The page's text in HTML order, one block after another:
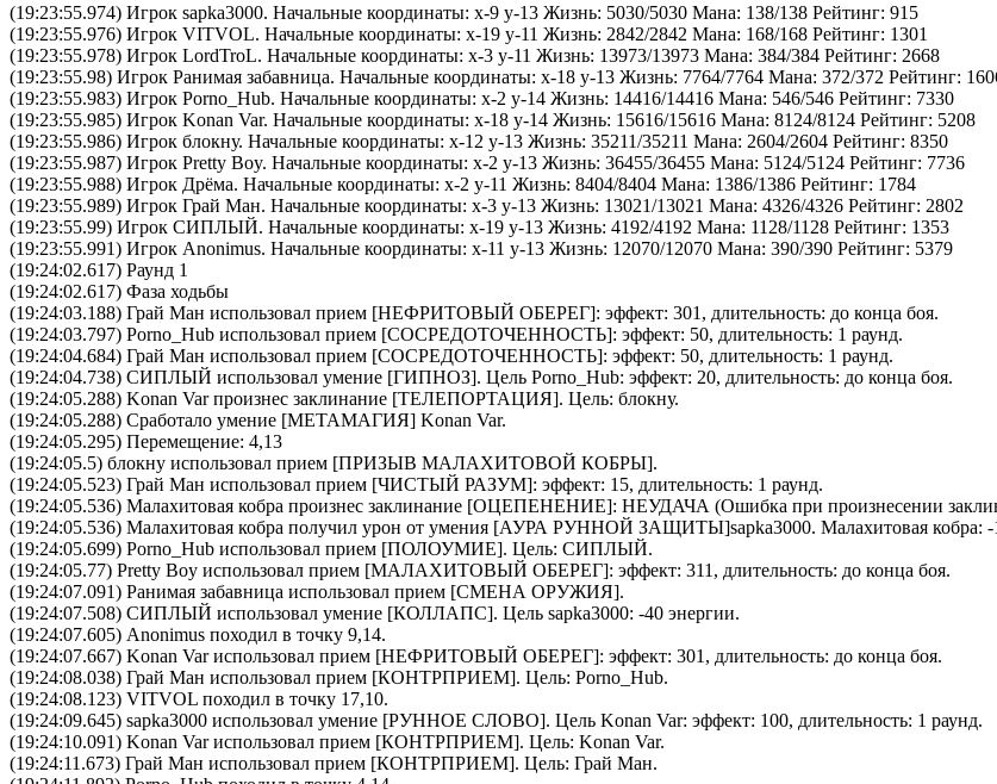
(19:23:55.974) Игрок sapka3000. Начальные координаты: x-9 y-13 Жизнь: 5030/5030 Мана: 138/138 Рейтинг: 915
(19:23:55.976) Игрок VITVOL. Начальные координаты: x-19 y-11 Жизнь: 2842/2842 Мана: 168/168 Рейтинг: 1301
(19:23:55.978) Игрок LordTroL. Начальные координаты: x-3 y-11 Жизнь: 13973/13973 Мана: 384/384 Рейтинг: 2668
(19:23:55.98) Игрок Ранимая забавница. Начальные координаты: x-18 y-13 Жизнь: 7764/7764 Мана: 372/372 Рейтинг:
(19:23:55.983) Игрок Porno_Hub. Начальные координаты: x-2 y-14 Жизнь: 14416/14416 Мана: 546/546 Рейтинг: 7330
(19:23:55.985) Игрок Konan Var. Начальные координаты: x-18 y-14 Жизнь: 15616/15616 Мана: 8124/8124 Рейтинг: 5208
(19:23:55.986) Игрок блокну. Начальные координаты: x-12 y-13 Жизнь: 35211/35211 Мана: 2604/2604 Рейтинг: 8350
(19:23:55.987) Игрок Pretty Boy. Начальные координаты: x-2 y-13 Жизнь: 36455/36455 Мана: 5124/5124 Рейтинг: 7736
(19:23:55.988) Игрок Дрёма. Начальные координаты: x-2 y-11 Жизнь: 8404/8404 Мана: 1386/1386 Рейтинг: 1784
(19:23:55.989) Игрок Грай Ман. Начальные координаты: x-3 y-13 Жизнь: 13021/13021 Мана: 4326/4326 Рейтинг: 2802
(19:23:55.99) Игрок СИПЛЫЙ. Начальные координаты: x-19 y-13 Жизнь: 4192/4192 Мана: 1128/1128 Рейтинг: 1353
(19:23:55.991) Игрок Anonimus. Начальные координаты: x-11 y-13 Жизнь: 12070/12070 Мана: 390/390 Рейтинг: 5379
(19:24:02.617) Раунд 1
(19:24:02.617) Фаза ходьбы
(19:24:03.188) Грай Ман использовал прием [НЕФРИТОВЫЙ ОБЕРЕГ]: эффект: 301, длительность: до конца боя.
(19:24:03.797) Porno_Hub использовал прием [CОСРЕДОТОЧЕННОСТЬ]: эффект: 50, длительность: 1 раунд.
(19:24:04.684) Грай Ман использовал прием [CОСРЕДОТОЧЕННОСТЬ]: эффект: 50, длительность: 1 раунд.
(19:24:04.738) СИПЛЫЙ использовал умение [ГИПНОЗ]. Цель Porno_Hub: эффект: 20, длительность: до конца боя.
(19:24:05.288) Konan Varпроизнес заклинание [ТЕЛЕПОРТАЦИЯ]. Цель: блокну.
(19:24:05.288) Сработало умение [МЕТАМАГИЯ] Konan Var.
(19:24:05.295) Перемещение: 4,13
(19:24:05.5) блокну использовал прием [ПРИЗЫВ МАЛАХИТОВОЙ КОБРЫ].
(19:24:05.523) Грай Ман использовал прием [ЧИСТЫЙ РАЗУМ]: эффект: 15, длительность: 1 раунд.
(19:24:05.536) Малахитовая кобра произнес заклинание [ОЦЕПЕНЕНИЕ]: НЕУДАЧА (Ошибка при произнесении
(19:24:05.536) Малахитовая кобра получил урон от умения [АУРА РУННОЙ ЗАЩИТЫ]sapka3000. Малахитовая кобра: -
(19:24:05.699) Porno_Hub использовал прием [ПОЛОУМИЕ]. Цель: СИПЛЫЙ.
(19:24:05.77) Pretty Boy использовал прием [МАЛАХИТОВЫЙ ОБЕРЕГ]: эффект: 311, длительность: до конца боя.
(19:24:07.091) Ранимая забавница использовал прием [СМЕНА ОРУЖИЯ].
(19:24:07.508) СИПЛЫЙ использовал умение [КОЛЛАПС]. Цель sapka3000: -40 энергии.
(19:24:07.605) Anonimus походил в точку 9,14.
(19:24:07.667) Konan Varиспользовал прием [НЕФРИТОВЫЙ ОБЕРЕГ]: эффект: 301, длительность: до конца боя.
(19:24:08.038) Грай Ман использовал прием [КОНТРПРИЕМ]. Цель: Porno_Hub.
(19:24:08.123) VITVOL походил в точку 17,10.
(19:24:09.645) sapka3000 использовал умение [РУННОЕ СЛОВО]. Цель Konan Var: эффект: 100, длительность: 1 раунд.
(19:24:10.091) Konan Varиспользовал прием [КОНТРПРИЕМ]. Цель: Konan Var.
(19:24:11.673) Грай Ман использовал прием [КОНТРПРИЕМ]. Цель: Грай Ман.